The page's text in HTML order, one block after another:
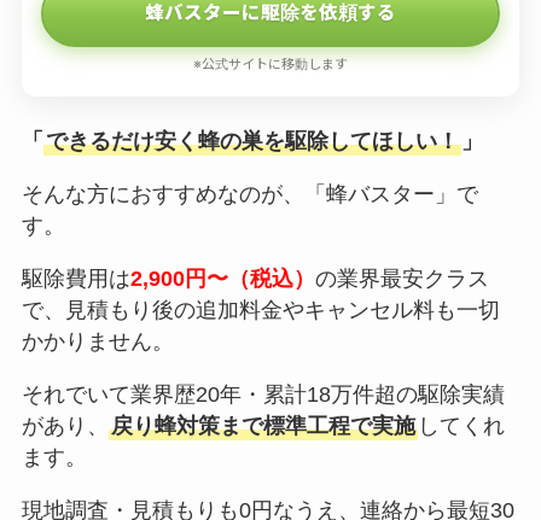
蜂バスターに駆除を依頼する
※公式サイトに移動します
「 できるだけ安く蜂の巣を駆除してほしい！」
そんな方におすすめなのが、「蜂バスター」で
す。
駆除費用は2,900円〜（税込） の業界最安クラス
で、見積もり後の追加料金やキャンセル料も一切
かかりません。
それでいて業界歴20年・累計18万件超の駆除実績
があり、 戻り蜂対策まで標準工程で実施してくれ
ます。
現地調査・見積もりも0円なうえ、連絡から最短30